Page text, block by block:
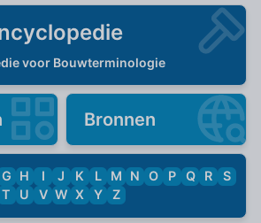
voor Bouwterminologie
Bronnen
G H I J K L M N O P Q R
S
T
U V W X Y Z